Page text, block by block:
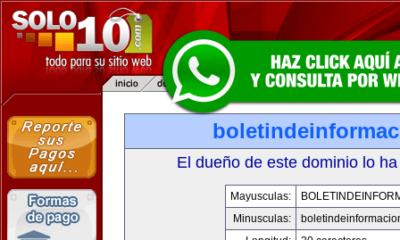
El dueño de este dominio lo
Mayusculas:
Minusculas: